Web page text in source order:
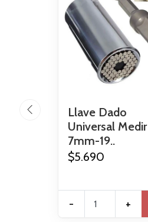
Llave Dado
Universal Medir
7mm-19..
$5.690
- +